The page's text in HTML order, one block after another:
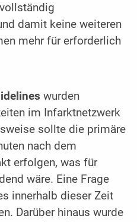
damit keine weiteren
mehr für erforderlich
wurden
im Infarktnetzwerk
sollte die primäre
nach dem
erfolgen, was für
wäre. Eine Frage
innerhalb dieser Zeit
Darüber hinaus wurde